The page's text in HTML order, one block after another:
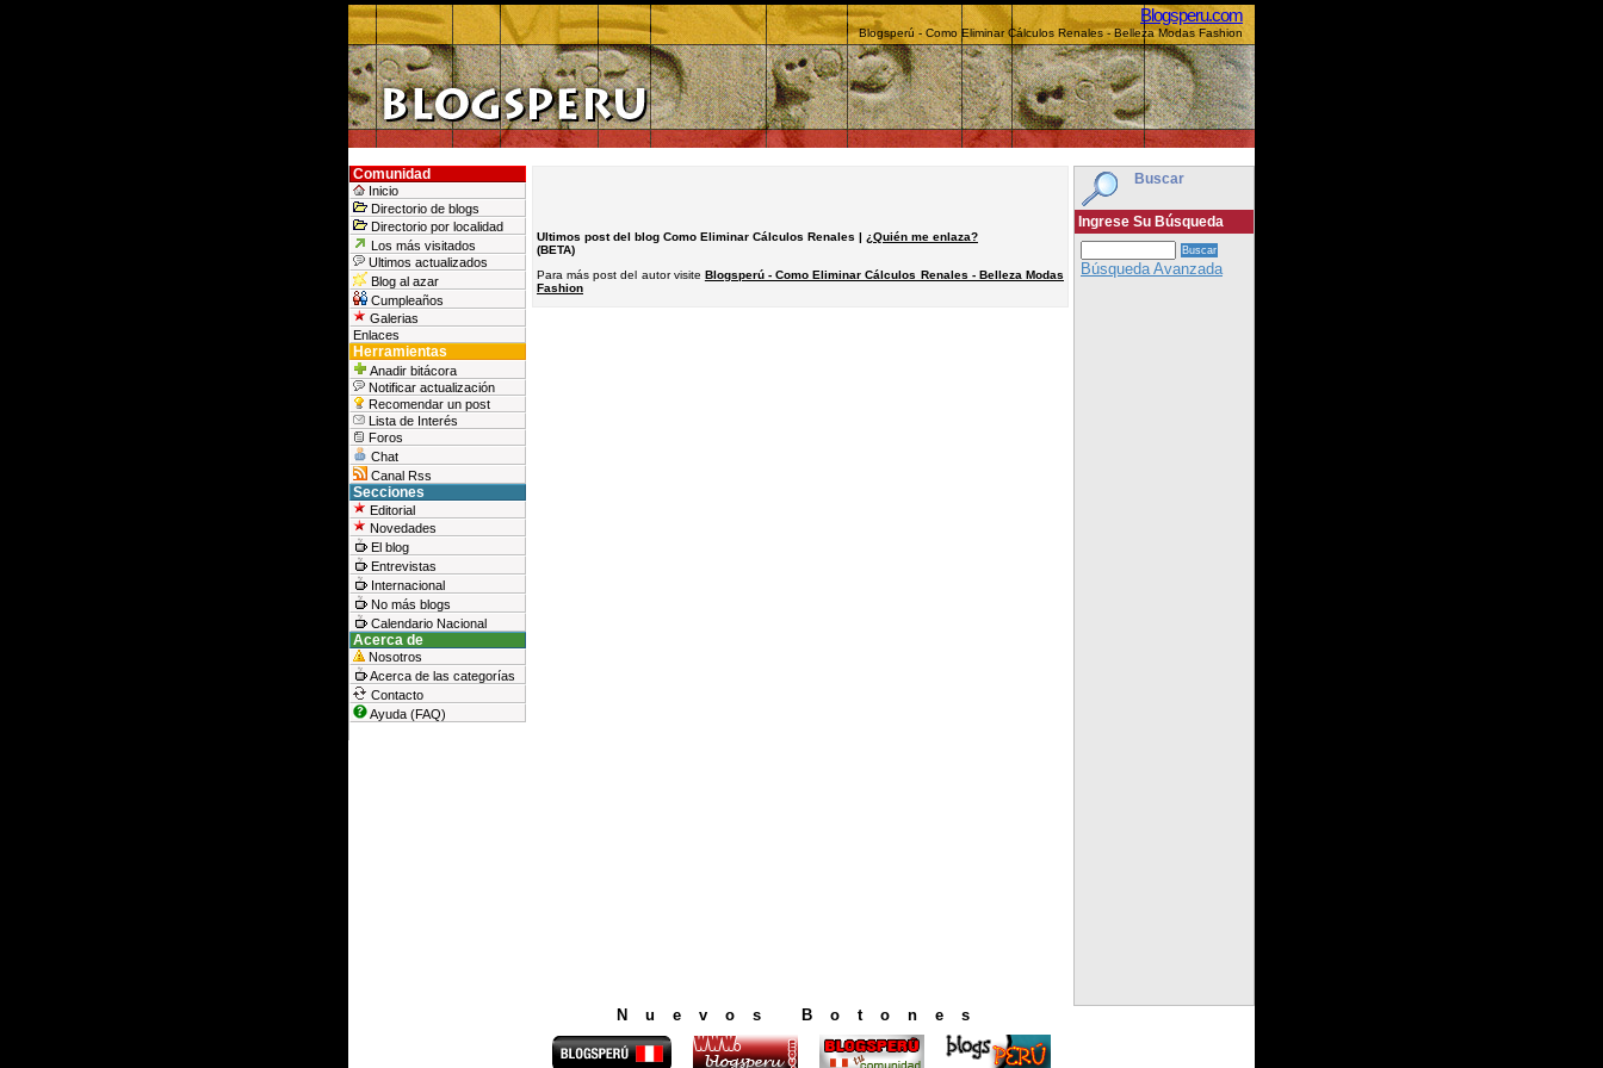
Blogsperu.com
Blogsperú - Como Eliminar Cálculos Renales - Belleza Modas Fashion
Buscar
Ingrese Su Búsqueda
Búsqueda Avanzada
Comunidad
Inicio
Directorio de blogs
Directorio por localidad
Los más visitados
Ultimos actualizados
Blog al azar
Cumpleaños
Galerias
Enlaces
Herramientas
Anadir bitácora
Notificar actualización
Recomendar un post
Lista de Interés
Foros
Chat
Canal Rss
Secciones
Editorial
Novedades
El blog
Entrevistas
Internacional
No más blogs
Calendario Nacional
Acerca de
Nosotros
Acerca de las categorías
Contacto
Ayuda (FAQ)
Ultimos post del blog Como Eliminar Cálculos Renales | ¿Quién me enlaza?
(BETA)
Para más post del autor visite Blogsperú - Como Eliminar Cálculos Renales - Belleza Modas
Fashion
Nuevos Botones